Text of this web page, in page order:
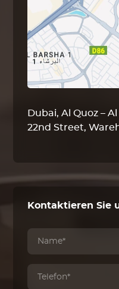
Dubai, Al Quoz –
22nd Street,
Kontaktieren Sie